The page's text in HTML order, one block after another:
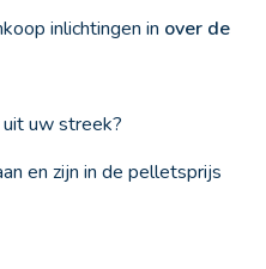
inlichtingen in over de
uw streek?
en zijn in de pelletsprijs